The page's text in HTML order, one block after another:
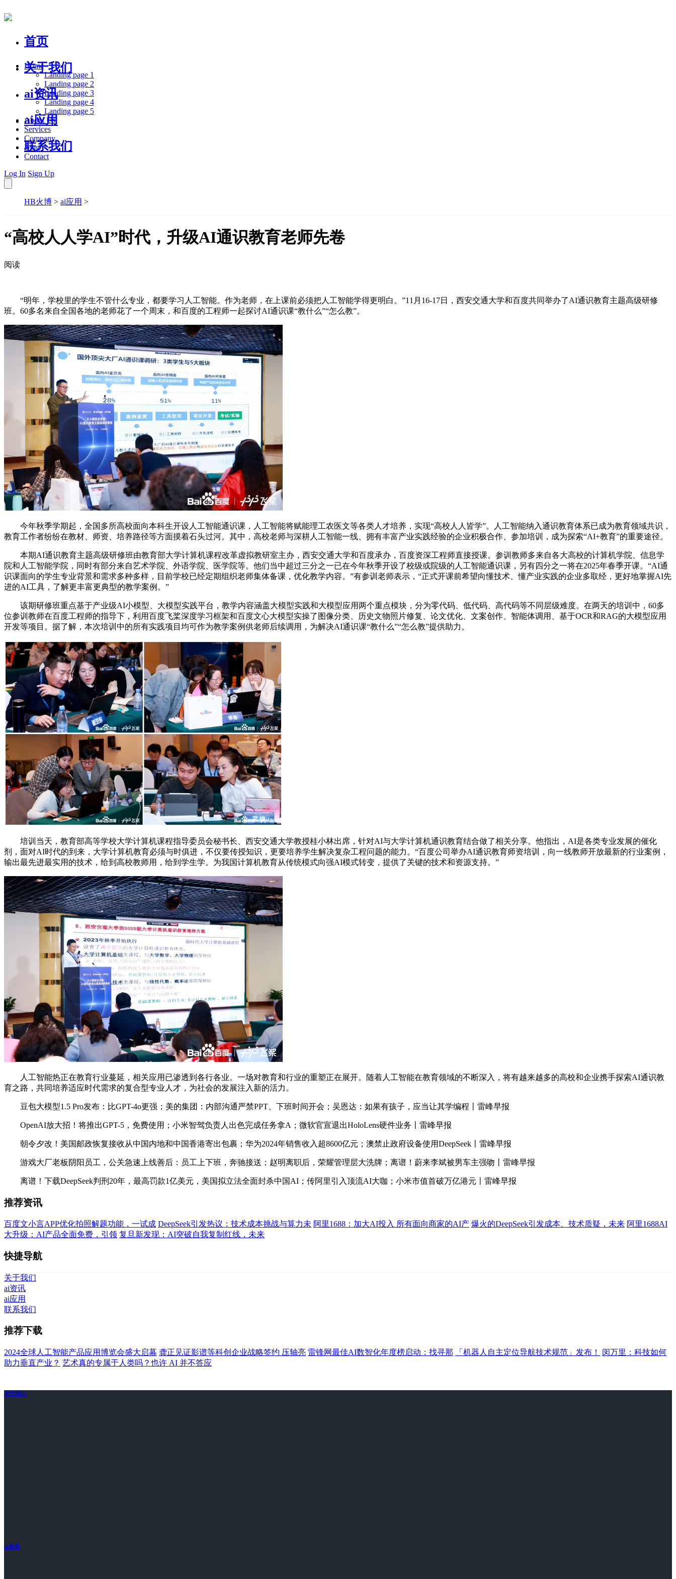
首页
关于我们
ai资讯
ai应用
联系我们
Home
Landing page 1
Landing page 2
Landing page 3
Landing page 4
Landing page 5
About Us
Services
Company
Blog
Contact
Log In Sign Up
HB火博 > ai应用 >
“高校人人学AI”时代，升级AI通识教育老师先卷
阅读
“明年，学校里的学生不管什么专业，都要学习人工智能。作为老师，在上课前必须把人工智能学得更明白。”11月16-17日，西安交通大学和百度共同举办了AI通识教育主题高级研修
班。60多名来自全国各地的老师花了一个周末，和百度的工程师一起探讨AI通识课“教什么”“怎么教”。
今年秋季学期起，全国多所高校面向本科生开设人工智能通识课，人工智能将赋能理工农医文等各类人才培养，实现“高校人人皆学”。人工智能纳入通识教育体系已成为教育领域共识，
教育工作者纷纷在教材、师资、培养路径等方面摸着石头过河。其中，高校老师与深耕人工智能一线、拥有丰富产业实践经验的企业积极合作、参加培训，成为探索“AI+教育”的重要途径。
本期AI通识教育主题高级研修班由教育部大学计算机课程改革虚拟教研室主办，西安交通大学和百度承办，百度资深工程师直接授课。参训教师多来自各大高校的计算机学院、信息学
院和人工智能学院，同时有部分来自艺术学院、外语学院、医学院等。他们当中超过三分之一已在今年秋季开设了校级或院级的人工智能通识课，另有四分之一将在2025年春季开课。“AI通
识课面向的学生专业背景和需求多种多样，目前学校已经定期组织老师集体备课，优化教学内容。”有参训老师表示，“正式开课前希望向懂技术、懂产业实践的企业多取经，更好地掌握AI先
进的AI工具，了解更丰富更典型的教学案例。”
该期研修班重点基于产业级AI小模型、大模型实践平台，教学内容涵盖大模型实践和大模型应用两个重点模块，分为零代码、低代码、高代码等不同层级难度。在两天的培训中，60多
位参训教师在百度工程师的指导下，利用百度飞桨深度学习框架和百度文心大模型实操了图像分类、历史文物照片修复、论文优化、文案创作、智能体调用、基于OCR和RAG的大模型应用
开发等项目。据了解，本次培训中的所有实践项目均可作为教学案例供老师后续调用，为解决AI通识课“教什么”“怎么教”提供助力。
培训当天，教育部高等学校大学计算机课程指导委员会秘书长、西安交通大学教授桂小林出席，针对AI与大学计算机通识教育结合做了相关分享。他指出，AI是各类专业发展的催化
剂，面对AI时代的到来，大学计算机教育必须与时俱进，不仅要传授知识，更要培养学生解决复杂工程问题的能力。“百度公司举办AI通识教育师资培训，向一线教师开放最新的行业案例，
输出最先进最实用的技术，给到高校教师用，给到学生学。为我国计算机教育从传统模式向强AI模式转变，提供了关键的技术和资源支持。”
人工智能热正在教育行业蔓延，相关应用已渗透到各行各业。一场对教育和行业的重塑正在展开。随着人工智能在教育领域的不断深入，将有越来越多的高校和企业携手探索AI通识教
育之路，共同培养适应时代需求的复合型专业人才，为社会的发展注入新的活力。
豆包大模型1.5 Pro发布：比GPT-4o更强；美的集团：内部沟通严禁PPT、下班时间开会；吴恩达：如果有孩子，应当让其学编程丨雷峰早报
OpenAI放大招！将推出GPT-5，免费使用；小米智驾负责人出色完成任务拿A；微软官宣退出HoloLens硬件业务丨雷峰早报
朝令夕改！美国邮政恢复接收从中国内地和中国香港寄出包裹；华为2024年销售收入超8600亿元；澳禁止政府设备使用DeepSeek丨雷峰早报
游戏大厂老板阴阳员工，公关急速上线善后：员工上下班，奔驰接送；赵明离职后，荣耀管理层大洗牌；离谱！蔚来李斌被男车主强吻丨雷峰早报
离谱！下载DeepSeek判刑20年，最高罚款1亿美元，美国拟立法全面封杀中国AI；传阿里引入顶流AI大咖；小米市值首破万亿港元丨雷峰早报
推荐资讯
百度文小言APP优化拍照解题功能，一试成 DeepSeek引发热议：技术成本挑战与算力未 阿里1688：加大AI投入 所有面向商家的AI产 爆火的DeepSeek引发成本、技术质疑，未来 阿里1688AI
大升级：AI产品全面免费，引领 复旦新发现：AI突破自我复制红线，未来
快捷导航
关于我们
ai资讯
ai应用
联系我们
推荐下载
2024全球人工智能产品应用博览会盛大启幕 龚正见证影谱等科创企业战略签约 压轴亮 雷锋网最佳AI数智化年度榜启动：找寻那 「机器人自主定位导航技术规范」发布！
闵万里：科技如何
助力垂直产业？ 艺术真的专属于人类吗？也许 AI 并不答应
关于我们
ai资讯